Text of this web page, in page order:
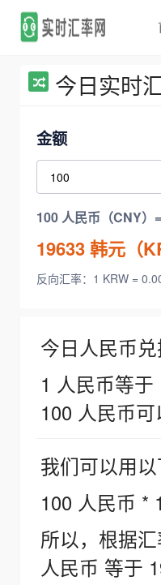
今日实时
金额
100 人民币（CNY）=
19633韩元（
反向汇率：1 KRW =
今日人民币兑
1 人民币等
100 人民币可
我们可以用以
100 人民币 *
所以，根据
人民币 等于